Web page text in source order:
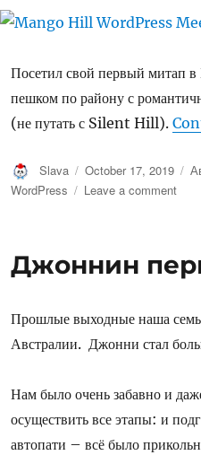
Посетил свой первый митап в
пешком по району с
(не путать с Silent Hill).
Author
Slava
Posted
on
October 17, 2019
WordPress
Leave a commenton
Джоннин
Прошлые выходные наша
Австралии. Джонни стал
Нам было очень забавно и
осуществить все этапы: и
автопати – всё было